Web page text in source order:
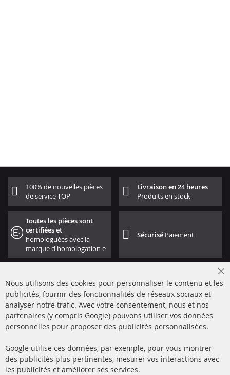
100% de nouvelles pièces
de service TOP
Livraison en 24 heures
Produits en stock
Toutes les pièces sont
certifiées et
homologuées avec la
marque d'homologation e
Sécurisé Paiement
+49 (0) 4533 799000
info@contra-automotive.de
facebook
instagram
Nous utilisons des cookies pour personnaliser le contenu et les
publicités, fournir des fonctionnalités de réseaux sociaux et
analyser notre trafic. Avec votre consentement, nous et nos
partenaires (y compris Google) pouvons utiliser vos données
personnelles pour proposer des publicités personnalisées.
Google utilise ces données, par exemple, pour vous montrer
des publicités plus pertinentes, mesurer vos interactions avec
les publicités et améliorer ses services.